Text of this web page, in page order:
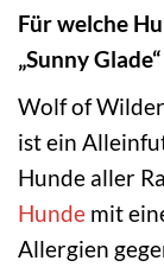
Für welche
„Sunny
Wolf of
ist ein
Hunde aller
Hunde mit
Allergien